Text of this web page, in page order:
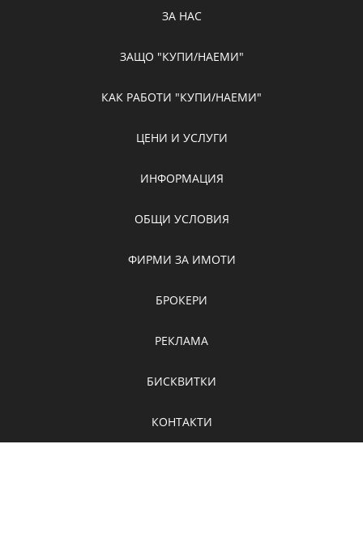
ЗА НАС
ЗАЩО "КУПИ/НАЕМИ"
КАК РАБОТИ "КУПИ/НАЕМИ"
ЦЕНИ И УСЛУГИ
ИНФОРМАЦИЯ
ОБЩИ УСЛОВИЯ
ФИРМИ ЗА ИМОТИ
БРОКЕРИ
РЕКЛАМА
БИСКВИТКИ
КОНТАКТИ